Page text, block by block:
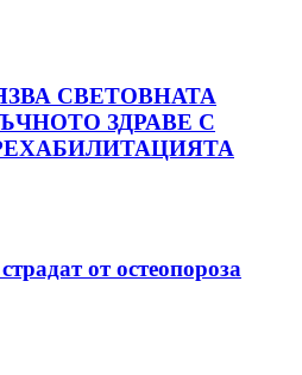
СВЕТОВНАТА
ЗДРАВЕ С
от остеопороза